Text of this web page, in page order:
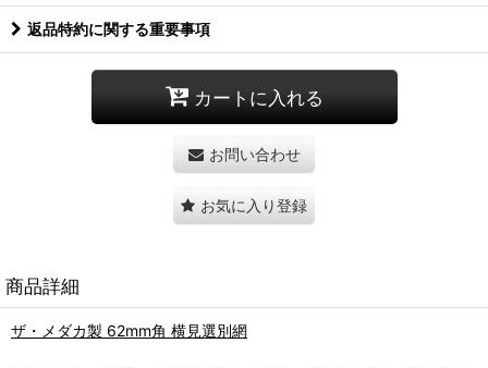
返品特約に関する重要事項
カートに入れる
お問い合わせ
お気に入り登録
商品詳細
ザ・メダカ製 62mm角 横見選別網